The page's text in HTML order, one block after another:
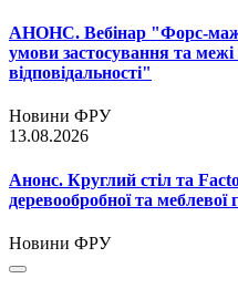
АНОНС. Вебінар "Форс-
умови застосування та межі
відповідальності"
Новини ФРУ
13.08.2026
Анонс. Круглий стіл та
деревообробної та меблевої
Новини ФРУ